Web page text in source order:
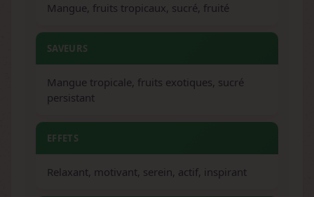
Mangue, fruits tropicaux, sucré, fruité
SAVEURS
Mangue tropicale, fruits exotiques, sucré
persistant
EFFETS
Relaxant, motivant, serein, actif, inspirant